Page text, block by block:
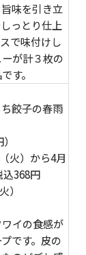
味を引き立
っとり仕上
で味付けし
が計３枚の
す。
餃子の春雨
火）から4月
込368円
）
イの食感が
です。皮の